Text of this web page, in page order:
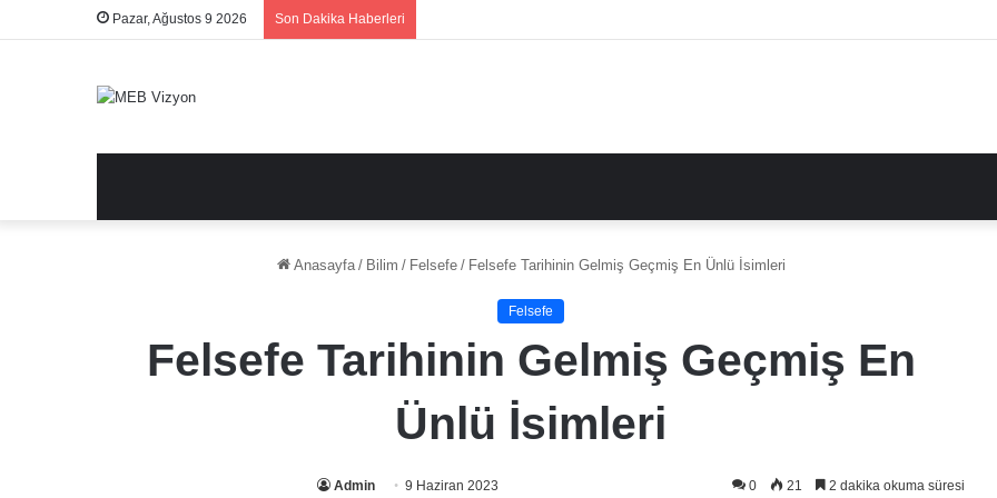
Pazar, Ağustos 9 2026 Son Dakika Haberleri
Anasayfa / Bilim / Felsefe / Felsefe Tarihinin Gelmiş Geçmiş En Ünlü İsimleri
Felsefe
Felsefe Tarihinin Gelmiş Geçmiş En
Ünlü İsimleri
Admin 9 Haziran 2023 0 21 2 dakika okuma süresi